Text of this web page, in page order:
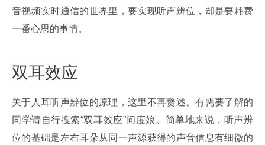
音视频实时通信的世界里，要实现听声辨位，却是要耗费
一番心思的事情。
双耳效应
关于人耳听声辨位的原理，这里不再赘述。有需要了解的
同学请自行搜索“双耳效应”问度娘。简单地来说，听声辨
位的基础是左右耳朵从同一声源获得的声音信息有细微的